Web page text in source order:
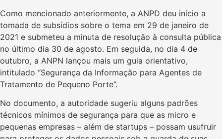
Como mencionado anteriormente, a ANPD deu início a
tomada de subsídios sobre o tema em 29 de janeiro de
2021 e submeteu a minuta de resolução à consulta pública
no último dia 30 de agosto. Em seguida, no dia 4 de
outubro, a ANPN lançou mais um guia orientativo,
intitulado “Segurança da Informação para Agentes de
Tratamento de Pequeno Porte”.
No documento, a autoridade sugeriu alguns padrões
técnicos mínimos de segurança para que as micro e
pequenas empresas – além de startups – possam usufruir